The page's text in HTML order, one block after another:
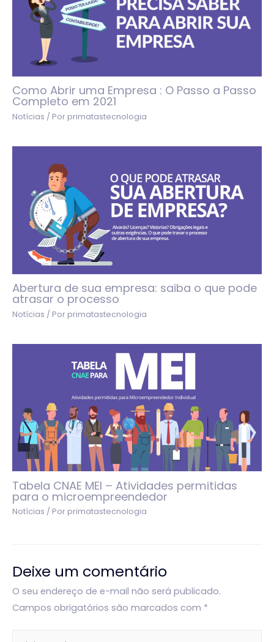
Como Abrir uma Empresa : O Passo a Passo
Completo em 2021
Notícias / Por primatastecnologia
Abertura de sua empresa: saiba o que pode
atrasar o processo
Notícias / Por primatastecnologia
Tabela CNAE MEI – Atividades permitidas
para o microempreendedor
Notícias / Por primatastecnologia
Deixe um comentário
O seu endereço de e-mail não será publicado.
Campos obrigatórios são marcados com *